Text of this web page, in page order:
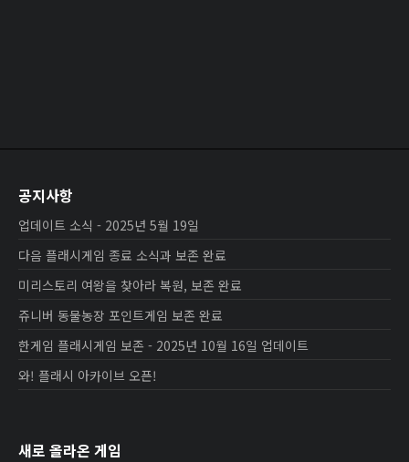
공지사항
업데이트 소식 - 2025년 5월 19일
다음 플래시게임 종료 소식과 보존 완료
미리스토리 여왕을 찾아라 복원, 보존 완료
쥬니버 동물농장 포인트게임 보존 완료
한게임 플래시게임 보존 - 2025년 10월 16일 업데이트
와! 플래시 아카이브 오픈!
새로 올라온 게임